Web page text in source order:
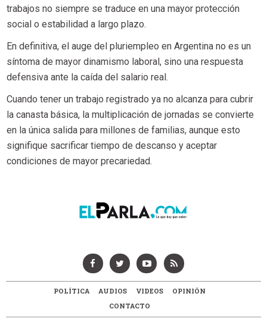
trabajos no siempre se traduce en una mayor protección
social o estabilidad a largo plazo.
En definitiva, el auge del pluriempleo en Argentina no es un
síntoma de mayor dinamismo laboral, sino una respuesta
defensiva ante la caída del salario real.
Cuando tener un trabajo registrado ya no alcanza para cubrir
la canasta básica, la multiplicación de jornadas se convierte
en la única salida para millones de familias, aunque esto
signifique sacrificar tiempo de descanso y aceptar
condiciones de mayor precariedad.
POLÍTICA AUDIOS VIDEOS
OPINIÓN
CONTACTO